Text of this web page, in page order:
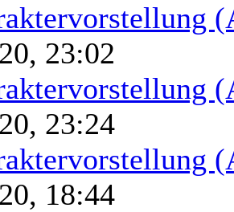
23:02
23:24
18:44